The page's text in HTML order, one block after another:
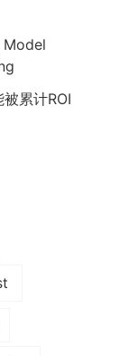
累计ROI